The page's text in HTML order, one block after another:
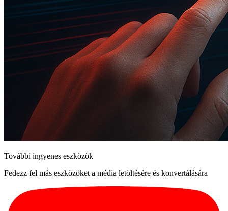
További ingyenes eszközök
Fedezz fel más eszközöket a média letöltésére és konvertálására